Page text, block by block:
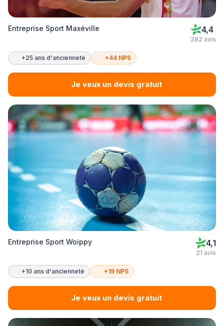
Entreprise Sport Maxéville 4,4
282 avis
+25 ans d'ancienneté +44 NPS
Je veux un devis gratuit
Entreprise Sport Woippy 4,1
21 avis
+10 ans d'ancienneté +19 NPS
Je veux un devis gratuit